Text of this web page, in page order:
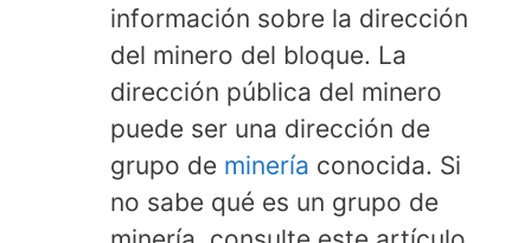
información sobre la dirección
del minero del bloque. La
dirección pública del minero
puede ser una dirección de
grupo de minería conocida. Si
no sabe qué es un grupo de